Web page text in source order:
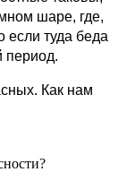
шаре, где,
если туда беда
период.
Как нам